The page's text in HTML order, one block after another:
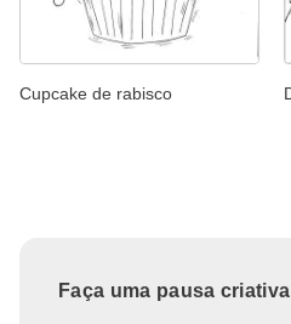
Cupcake de rabisco
Faça uma pausa